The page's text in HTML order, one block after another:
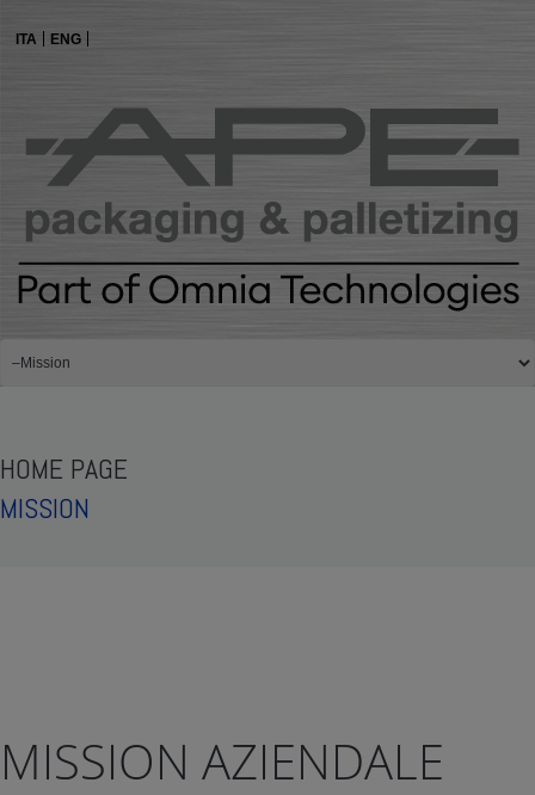
ITA ENG
HOME PAGE
MISSION
MISSION AZIENDALE